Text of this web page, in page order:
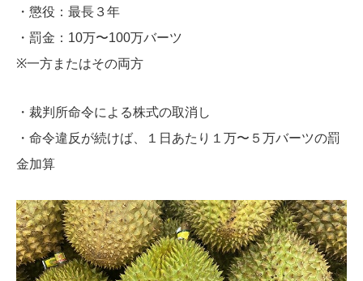
・懲役：最長３年
・罰金：10万〜100万バーツ
※一方またはその両方
・裁判所命令による株式の取消し
・命令違反が続けば、１日あたり１万〜５万バーツの罰
金加算